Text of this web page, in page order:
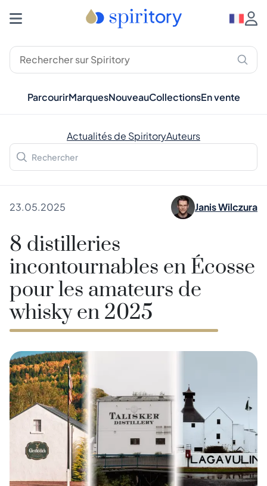
ParcourirMarquesNouveauCollectionsEn vente
Actualités de SpiritoryAuteurs
23.05.2025 Janis Wilczura
8 distilleries
incontournables en Écosse
pour les amateurs de
whisky en 2025